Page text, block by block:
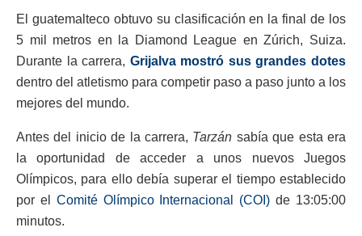
El guatemalteco obtuvo su clasificación en la final de los
5 mil metros en la Diamond League en Zúrich, Suiza.
Durante la carrera, Grijalva mostró sus grandes dotes
dentro del atletismo para competir paso a paso junto a los
mejores del mundo.
Antes del inicio de la carrera, Tarzán sabía que esta era
la oportunidad de acceder a unos nuevos Juegos
Olímpicos, para ello debía superar el tiempo establecido
por el Comité Olímpico Internacional (COI) de 13:05:00
minutos.